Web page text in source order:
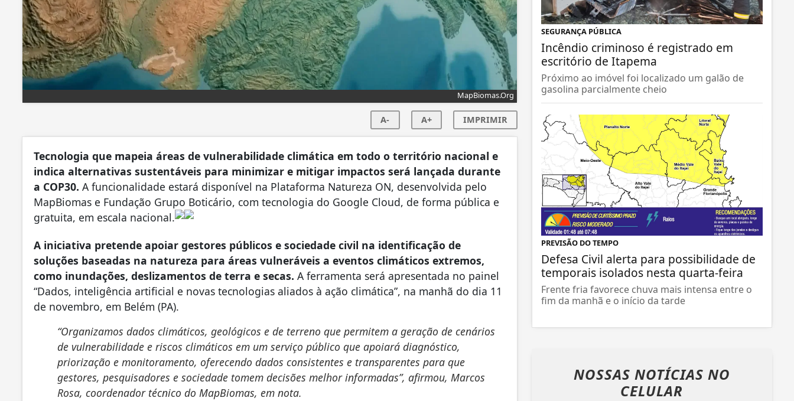
MapBiomas.Org
A- A+ IMPRIMIR
Tecnologia que mapeia áreas de vulnerabilidade climática em todo o território nacional e
indica alternativas sustentáveis para minimizar e mitigar impactos será lançada durante
a COP30. A funcionalidade estará disponível na Plataforma Natureza ON, desenvolvida pelo
MapBiomas e Fundação Grupo Boticário, com tecnologia do Google Cloud, de forma pública e
gratuita, em escala nacional.
A iniciativa pretende apoiar gestores públicos e sociedade civil na identificação de
soluções baseadas na natureza para áreas vulneráveis a eventos climáticos extremos,
como inundações, deslizamentos de terra e secas. A ferramenta será apresentada no painel
“Dados, inteligência artificial e novas tecnologias aliados à ação climática”, na manhã do dia 11
de novembro, em Belém (PA).
“Organizamos dados climáticos, geológicos e de terreno que permitem a geração de cenários
de vulnerabilidade e riscos climáticos em um serviço público que apoiará diagnóstico,
priorização e monitoramento, oferecendo dados consistentes e transparentes para que
gestores, pesquisadores e sociedade tomem decisões melhor informadas”, afirmou, Marcos
Rosa, coordenador técnico do MapBiomas, em nota.
SEGURANÇA PÚBLICA
Incêndio criminoso é registrado em
escritório de Itapema
Próximo ao imóvel foi localizado um galão de
gasolina parcialmente cheio
PREVISÃO DO TEMPO
Defesa Civil alerta para possibilidade de
temporais isolados nesta quarta-feira
Frente fria favorece chuva mais intensa entre o
fim da manhã e o início da tarde
NOSSAS NOTÍCIAS NO
CELULAR